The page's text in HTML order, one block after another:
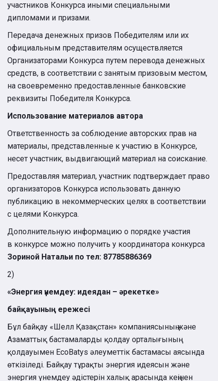
участников Конкурса иными специальными
дипломами и призами.
Передача денежных призов Победителям или их
официальным представителям осуществляется
Организаторами Конкурса путем перевода денежных
средств, в соответствии с занятым призовым местом,
на своевременно предоставленные банковские
реквизиты Победителя Конкурса.
Использование материалов автора
Ответственность за соблюдение авторских прав на
материалы, представленные к участию в Конкурсе,
несет участник, выдвигающий материал на соискание.
Предоставляя материал, участник подтверждает право
организаторов Конкурса использовать данную
публикацию в некоммерческих целях в соответствии
с целями Конкурса.
Дополнительную информацию о порядке участия
в конкурсе можно получить у координатора конкурса
Зориной Натальи по тел: 87785886369
2)
«Энергия үнемдеу: идеядан – әрекетке»
байқауының ережесі
Бұл байқау «Шелл Қазақстан» компаниясының және
Азаматтық бастамаларды қолдау орталығының
қолдауымен EcoBatys әлеуметтік бастамасы аясында
өткізіледі. Байқау тұрақты энергия идеясын және
энергия үнемдеу әдістерін халық арасында кеңінен